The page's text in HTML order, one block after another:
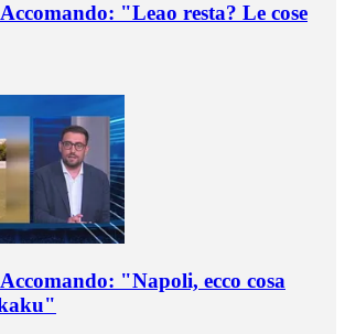
"Leao resta? Le cose
"Napoli, ecco cosa